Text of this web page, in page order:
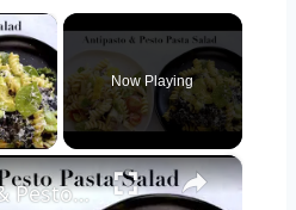
×
Video
Now Playing
×
Antipasto & Pesto Pasta Salad